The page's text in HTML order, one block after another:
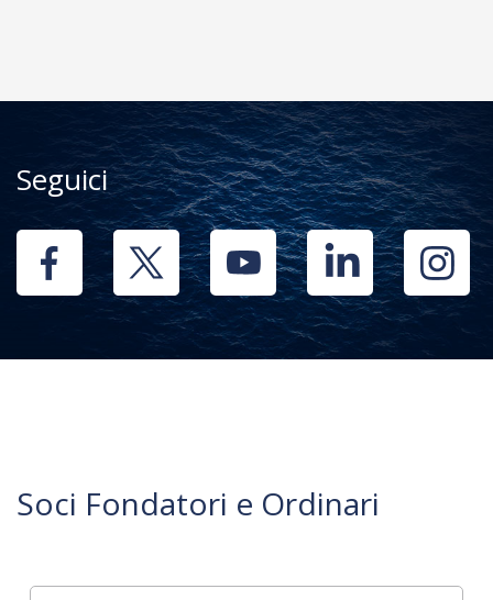
Seguici
Soci Fondatori e Ordinari